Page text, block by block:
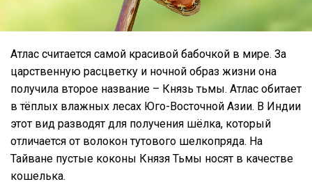
Атлас считается самой красивой бабочкой в мире. За
царственную расцветку и ночной образ жизни она
получила второе название – Князь тьмы. Атлас обитает
в тёплых влажных лесах Юго-Восточной Азии. В Индии
этот вид разводят для получения шёлка, который
отличается от волокон тутового шелкопряда. На
Тайване пустые коконы Князя Тьмы носят в качестве
кошелька.